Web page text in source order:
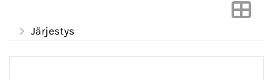
Järjestys